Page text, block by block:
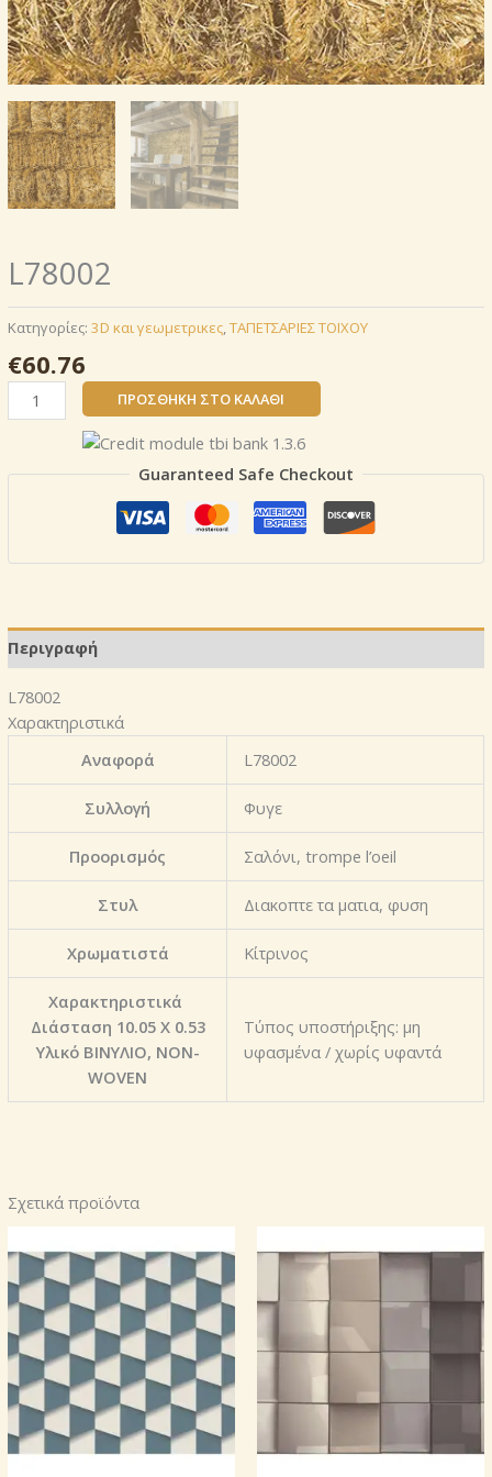
L78002
Κατηγορίες: 3D και γεωμετρικες ΤΑΠΕΤΣΑΡΙΕΣ ΤΟΙΧΟΥ
€60.76
L78002
ποσότητα
ΠΡΟΣΘΉΚΗ ΣΤΟ ΚΑΛΆΘΙ
Guaranteed Safe Checkout
Περιγραφή
L78002
Χαρακτηριστικά
Αναφορά
L78002
Συλλογή Φυγε
Προορισμός Σαλόνι, trompe l’oeil
Στυλ Διακοπτε τα ματια, φυση
Χρωματιστά Κίτρινος
Χαρακτηριστικά
Διάσταση 10.05 X 0.53
Υλικό ΒΙΝΥΛΙΟ, NON-
WOVEN
Τύπος υποστήριξης: μη
υφασμένα / χωρίς υφαντά
Σχετικά προϊόντα